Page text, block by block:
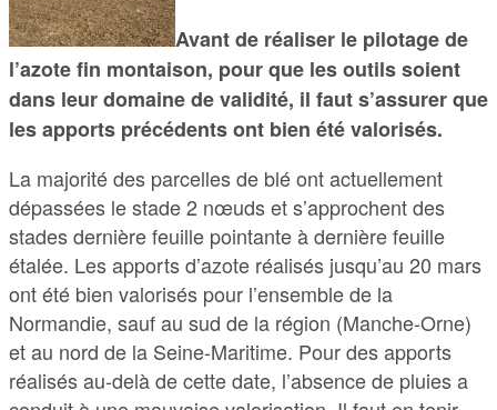
Avant de réaliser le pilotage de
l’azote fin montaison, pour que les outils soient
dans leur domaine de validité, il faut s’assurer que
les apports précédents ont bien été valorisés.
La majorité des parcelles de blé ont actuellement
dépassées le stade 2 nœuds et s’approchent des
stades dernière feuille pointante à dernière feuille
étalée. Les apports d’azote réalisés jusqu’au 20 mars
ont été bien valorisés pour l’ensemble de la
Normandie, sauf au sud de la région (Manche-Orne)
et au nord de la Seine-Maritime. Pour des apports
réalisés au-delà de cette date, l’absence de pluies a